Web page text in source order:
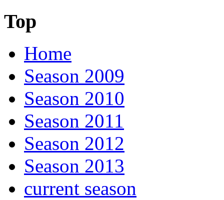
Top
Home
Season 2009
Season 2010
Season 2011
Season 2012
Season 2013
current season